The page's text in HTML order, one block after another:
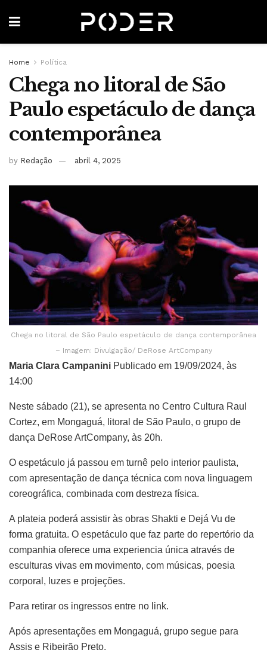
Home Política
Chega no litoral de São
Paulo espetáculo de dança
contemporânea
by Redação abril 4, 2025
Chega no litoral de São Paulo espetáculo de dança contemporânea
– Imagem: Divulgação/ DeRose ArtCompany
Maria Clara Campanini Publicado em 19/09/2024, às
14:00
Neste sábado (21), se apresenta no Centro Cultura Raul
Cortez, em Mongaguá, litoral de São Paulo, o grupo de
dança DeRose ArtCompany, às 20h.
O espetáculo já passou em turnê pelo interior paulista,
com apresentação de dança técnica com nova linguagem
coreográfica, combinada com destreza física.
A plateia poderá assistir às obras Shakti e Dejá Vu de
forma gratuita. O espetáculo que faz parte do repertório da
companhia oferece uma experiencia única através de
esculturas vivas em movimento, com músicas, poesia
corporal, luzes e projeções.
Para retirar os ingressos entre no link.
Após apresentações em Mongaguá, grupo segue para
Assis e Ribeirão Preto.